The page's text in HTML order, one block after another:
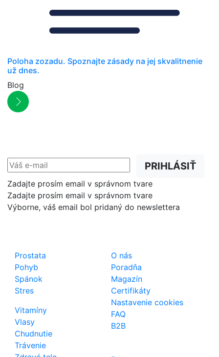
Poloha zozadu. Spoznajte zásady na jej skvalitnenie
už dnes.
Blog
PRIHLÁSIŤ
Zadajte prosím email v správnom tvare
Zadajte prosím email v správnom tvare
Výborne, váš email bol pridaný do newslettera
Prostata
Pohyb
Spánok
Stres
Vitamíny
Vlasy
Chudnutie
Trávenie
O nás
Poradňa
Magazín
Certifikáty
Nastavenie cookies
FAQ
B2B